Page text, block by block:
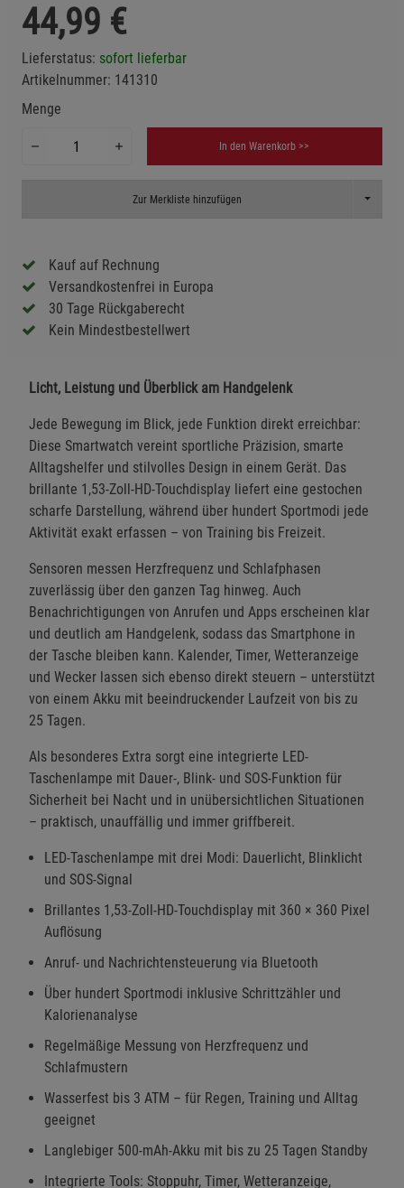
44,99 €
Lieferstatus: sofort lieferbar
Artikelnummer: 141310
Menge
In den Warenkorb >>
Zur Merkliste hinzufügen Toggle
Kauf auf Rechnung
Versandkostenfrei in Europa
30 Tage Rückgaberecht
Kein Mindestbestellwert
Licht, Leistung und Überblick am Handgelenk
Jede Bewegung im Blick, jede Funktion direkt erreichbar:
Diese Smartwatch vereint sportliche Präzision, smarte
Alltagshelfer und stilvolles Design in einem Gerät. Das
brillante 1,53-Zoll-HD-Touchdisplay liefert eine gestochen
scharfe Darstellung, während über hundert Sportmodi jede
Aktivität exakt erfassen – von Training bis Freizeit.
Sensoren messen Herzfrequenz und Schlafphasen
zuverlässig über den ganzen Tag hinweg. Auch
Benachrichtigungen von Anrufen und Apps erscheinen klar
und deutlich am Handgelenk, sodass das Smartphone in
der Tasche bleiben kann. Kalender, Timer, Wetteranzeige
und Wecker lassen sich ebenso direkt steuern – unterstützt
von einem Akku mit beeindruckender Laufzeit von bis zu
25 Tagen.
Als besonderes Extra sorgt eine integrierte LED-
Taschenlampe mit Dauer-, Blink- und SOS-Funktion für
Sicherheit bei Nacht und in unübersichtlichen Situationen
– praktisch, unauffällig und immer griffbereit.
LED-Taschenlampe mit drei Modi: Dauerlicht, Blinklicht
und SOS-Signal
Brillantes 1,53-Zoll-HD-Touchdisplay mit 360 × 360 Pixel
Auflösung
Anruf- und Nachrichtensteuerung via Bluetooth
Über hundert Sportmodi inklusive Schrittzähler und
Kalorienanalyse
Regelmäßige Messung von Herzfrequenz und
Schlafmustern
Wasserfest bis 3 ATM – für Regen, Training und Alltag
geeignet
Langlebiger 500-mAh-Akku mit bis zu 25 Tagen Standby
Integrierte Tools: Stoppuhr, Timer, Wetteranzeige,